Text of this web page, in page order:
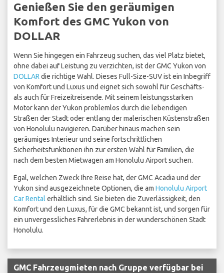
Genießen Sie den geräumigen
Komfort des GMC Yukon von
DOLLAR
Wenn Sie hingegen ein Fahrzeug suchen, das viel Platz bietet,
ohne dabei auf Leistung zu verzichten, ist der GMC Yukon von
DOLLAR die richtige Wahl. Dieses Full-Size-SUV ist ein Inbegriff
von Komfort und Luxus und eignet sich sowohl für Geschäfts-
als auch für Freizeitreisende. Mit seinem leistungsstarken
Motor kann der Yukon problemlos durch die lebendigen
Straßen der Stadt oder entlang der malerischen Küstenstraßen
von Honolulu navigieren. Darüber hinaus machen sein
geräumiges Interieur und seine fortschrittlichen
Sicherheitsfunktionen ihn zur ersten Wahl für Familien, die
nach dem besten Mietwagen am Honolulu Airport suchen.
Egal, welchen Zweck Ihre Reise hat, der GMC Acadia und der
Yukon sind ausgezeichnete Optionen, die am Honolulu Airport
Car Rental erhältlich sind. Sie bieten die Zuverlässigkeit, den
Komfort und den Luxus, für die GMC bekannt ist, und sorgen für
ein unvergessliches Fahrerlebnis in der wunderschönen Stadt
Honolulu.
GMC Fahrzeugmieten nach Gruppe verfügbar bei